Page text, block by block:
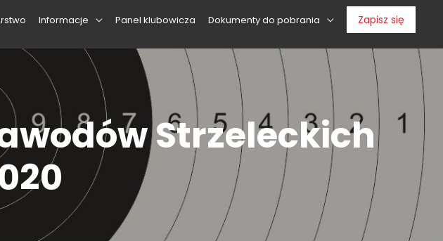
Informacje Panel klubowicza Dokumenty do pobrania Zapisz się
Strzeleckich